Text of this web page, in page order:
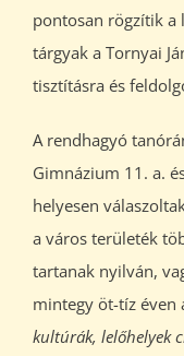
pontosan rögzítik a
tárgyak a Tornyai
tisztításra és
A rendhagyó
Gimnázium 11. a.
helyesen
a város területék
tartanak nyilván,
mintegy öt-tíz éven
kultúrák, lelőhelyek